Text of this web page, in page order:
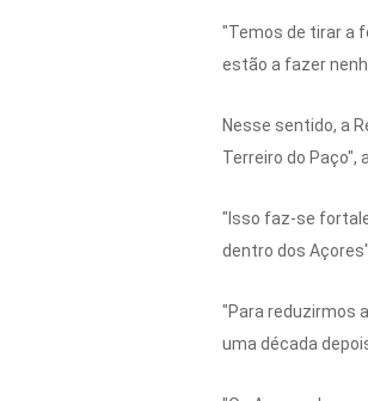
"Temos de tirar a
estão a fazer
Nesse sentido, a
Terreiro do Paço",
"Isso faz-se
dentro dos
"Para reduzirmos
uma década